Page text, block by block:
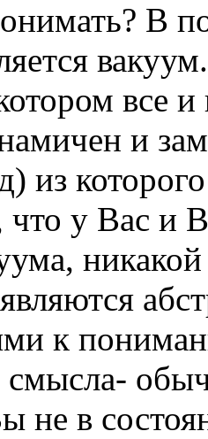
В
все
и
из
что у Вас и
к
не в